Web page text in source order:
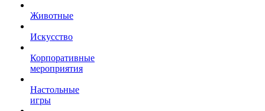
Животные
Искусство
Корпоративные
мероприятия
Настольные
игры